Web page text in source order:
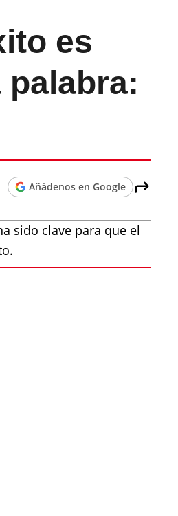
es
Añádenos en Google
sido clave para que el